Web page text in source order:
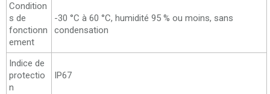
Condition
s de
fonctionn
ement
-30 °C à 60 °C, humidité 95 % ou moins, sans
condensation
Indice de
protectio
n
IP67